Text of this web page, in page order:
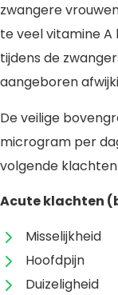
zwangere
te veel vitamine A
tijdens de
aangeboren
De veilige
microgram per
volgende
Acute klachten
Misselijkheid
Hoofdpijn
Duizeligheid